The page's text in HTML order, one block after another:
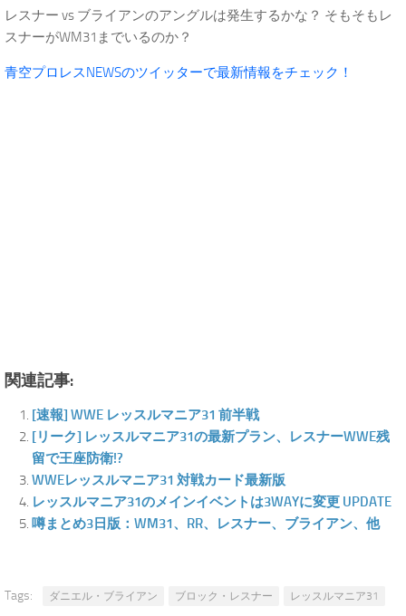
レスナー vs ブライアンのアングルは発生するかな？ そもそもレ
スナーがWM31までいるのか？
青空プロレスNEWSのツイッターで最新情報をチェック！
関連記事:
[速報] WWE レッスルマニア31 前半戦
[リーク] レッスルマニア31の最新プラン、レスナーWWE残
留で王座防衛!?
WWEレッスルマニア31 対戦カード最新版
レッスルマニア31のメインイベントは3WAYに変更 UPDATE
噂まとめ3日版：WM31、RR、レスナー、ブライアン、他
Tags: ダニエル・ブライアン ブロック・レスナー レッスルマニア31